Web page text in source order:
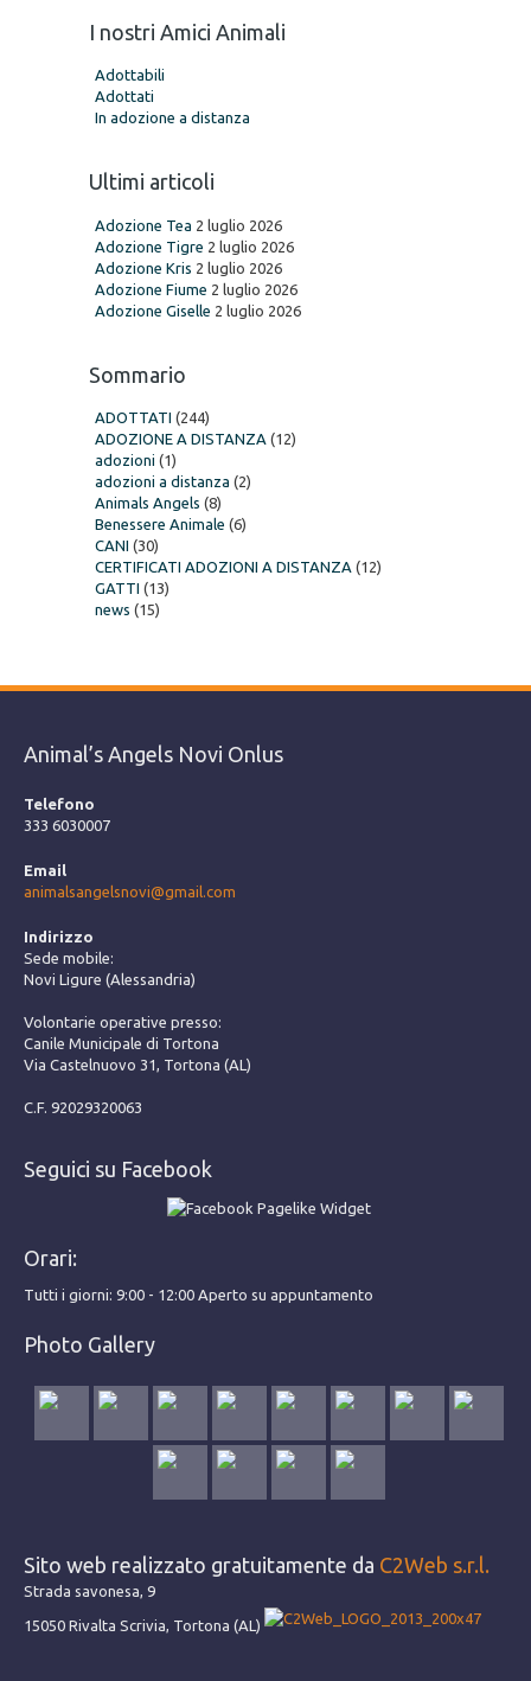
I nostri Amici Animali
Adottabili
Adottati
In adozione a distanza
Ultimi articoli
Adozione Tea 2 luglio 2026
Adozione Tigre 2 luglio 2026
Adozione Kris 2 luglio 2026
Adozione Fiume 2 luglio 2026
Adozione Giselle 2 luglio 2026
Sommario
ADOTTATI (244)
ADOZIONE A DISTANZA (12)
adozioni (1)
adozioni a distanza (2)
Animals Angels (8)
Benessere Animale (6)
CANI (30)
CERTIFICATI ADOZIONI A DISTANZA (12)
GATTI (13)
news (15)
Animal’s Angels Novi Onlus
Telefono
333 6030007
Email
animalsangelsnovi@gmail.com
Indirizzo
Sede mobile:
Novi Ligure (Alessandria)
Volontarie operative presso:
Canile Municipale di Tortona
Via Castelnuovo 31, Tortona (AL)
C.F. 92029320063
Seguici su Facebook
Orari:
Tutti i giorni: 9:00 - 12:00 Aperto su appuntamento
Photo Gallery
Sito web realizzato gratuitamente da C2Web s.r.l.
Strada savonesa, 9
15050 Rivalta Scrivia, Tortona (AL)